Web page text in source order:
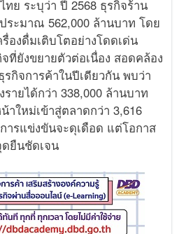
ย ระบุว่า ปี 2568 ธุรกิจร้าน
ระมาณ 562,000 ล้านบาท โดย
องดื่มเติบโตอย่างโดดเด่น
ที่ยังขยายตัวต่อเนื่อง สอดคล้อง
กิจการค้าในปีเดียวกัน พบว่า
ายได้กว่า 338,000 ล้านบาท
าใหม่เข้าสู่ตลาดกว่า 3,616
ารแข่งขันจะดุเดือด แต่โอกาส
ดยืนชัดเจน